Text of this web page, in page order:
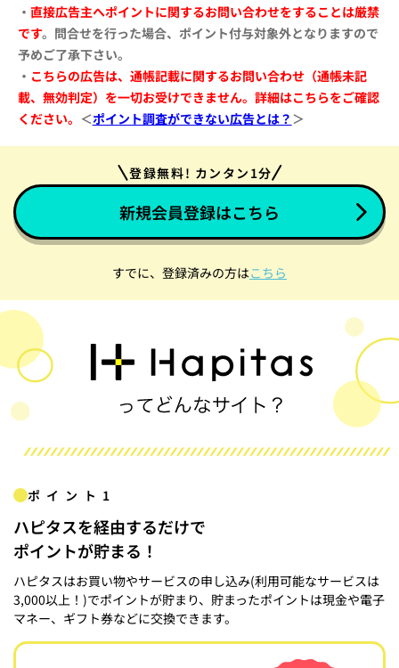
・ 直接広告主へポイントに関するお問い合わせをすることは厳禁
です。問合せを行った場合、ポイント付与対象外となりますので
予めご了承下さい。
・ こちらの広告は、通帳記載に関するお問い合わせ（通帳未記
載、無効判定）を一切お受けできません。 詳細はこちらをご確認
ください。 ＜ポイント調査ができない広告とは？ ＞
登録無料! カンタン1分
新規会員登録はこちら
すでに、登録済みの方はこちら
ポイント1
ハピタスを経由するだけで
ポイントが貯まる！
ハピタスはお買い物やサービスの申し込み(利用可能なサービスは
3,000以上！)でポイントが貯まり、貯まったポイントは現金や電子
マネー、ギフト券などに交換できます。